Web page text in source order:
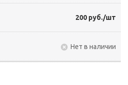
200 руб./шт
Нет в наличии